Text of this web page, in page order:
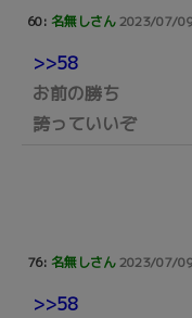
60: 名無しさん2023/07/
>>58
お前の勝ち
誇っていいぞ
76: 名無しさん2023/07/
>>58